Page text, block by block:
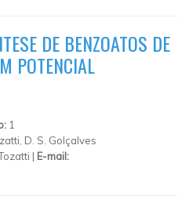
DE BENZOATOS DE
POTENCIAL
1
D. S. Golçalves
| E-mail: